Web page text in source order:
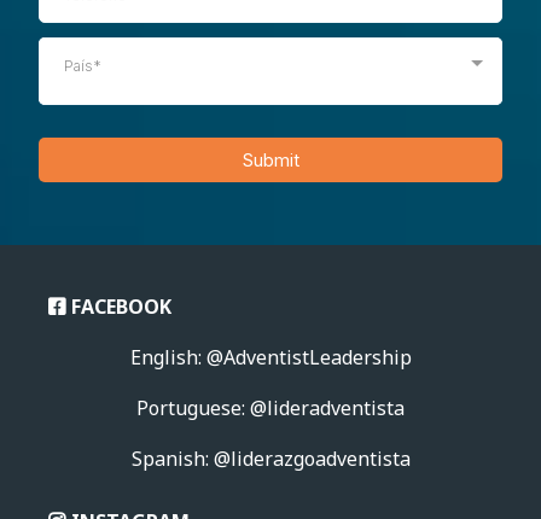
País*
Submit
FACEBOOK
English: @AdventistLeadership
Portuguese: @lideradventista
Spanish: @liderazgoadventista